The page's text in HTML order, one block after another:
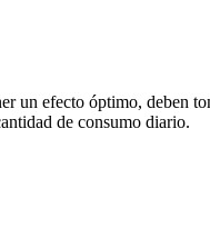
un efecto óptimo, deben
de consumo diario.